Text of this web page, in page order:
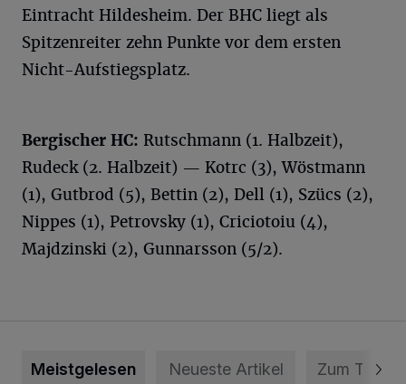
Eintracht Hildesheim. Der BHC liegt als
Spitzenreiter zehn Punkte vor dem ersten
Nicht-Aufstiegsplatz.
Bergischer HC: Rutschmann (1. Halbzeit),
Rudeck (2. Halbzeit) — Kotrc (3), Wöstmann
(1), Gutbrod (5), Bettin (2), Dell (1), Szücs (2),
Nippes (1), Petrovsky (1), Criciotoiu (4),
Majdzinski (2), Gunnarsson (5/2).
Meistgelesen Neueste Artikel Zum Thema